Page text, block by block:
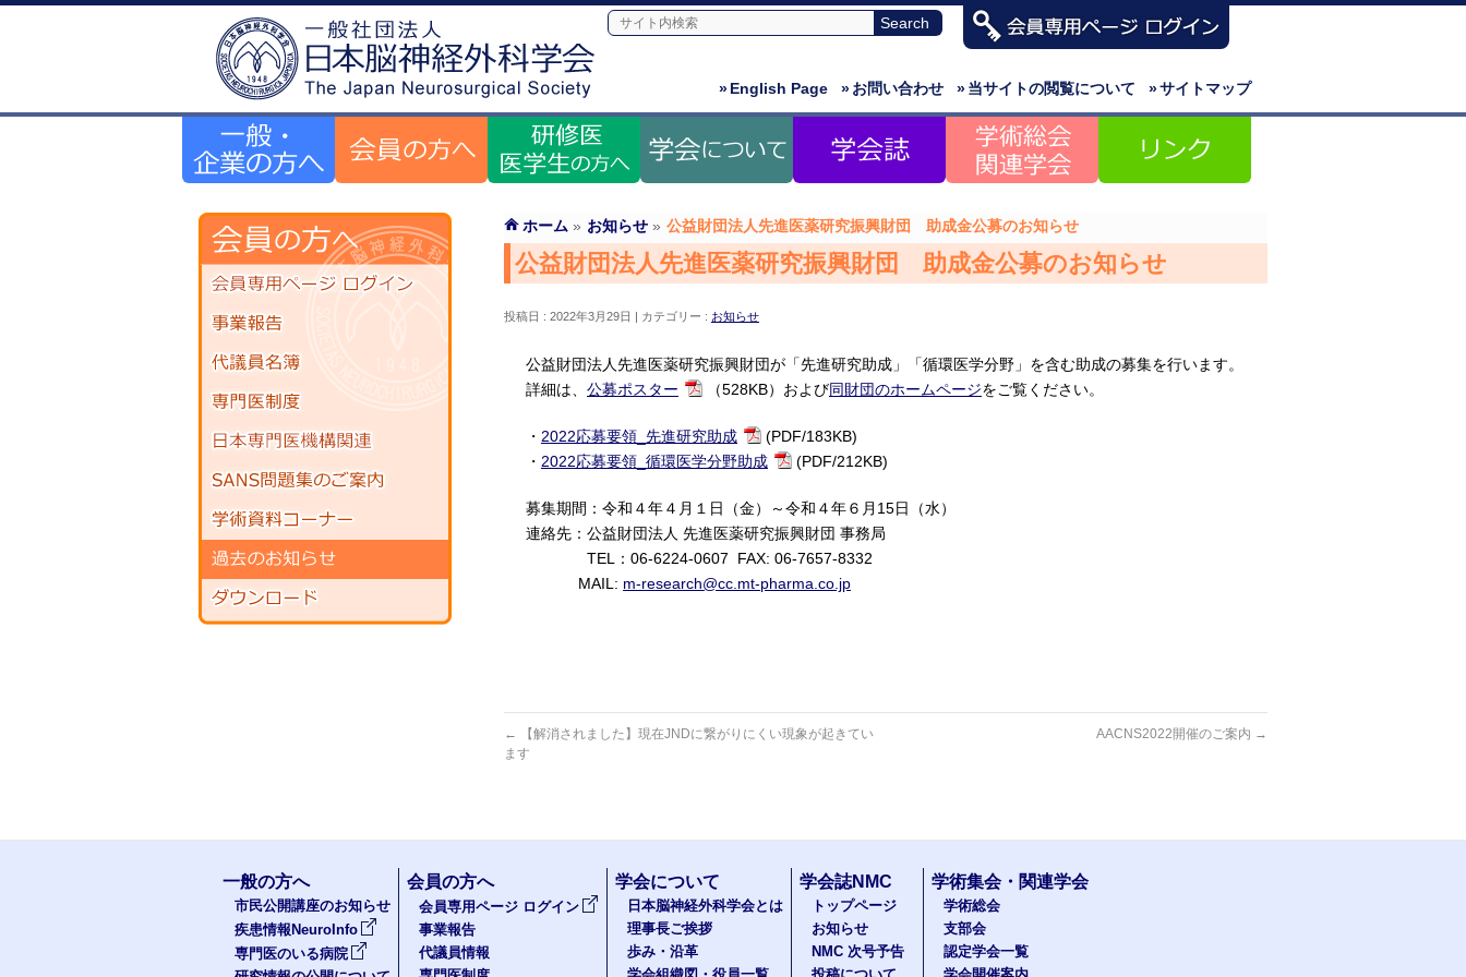
»サイトマップ
»当サイトの閲覧について
»お問い合わせ
»English Page
ホーム » お知らせ » 公益財団法人先進医薬研究振興財団 助成金公募のお知らせ
公益財団法人先進医薬研究振興財団 助成金公募のお知らせ
投稿日 : 2022年3月29日 カテゴリー : お知らせ
公益財団法人先進医薬研究振興財団が「先進研究助成」「循環医学分野」を含む助成の募集を行います。
詳細は、 公募ポスター （528KB）および同財団のホームページをご覧ください。
・ 2022応募要領_先進研究助成
(PDF/183KB)
・ 2022応募要領_循環医学分野助成 (PDF/212KB)
募集期間：令和４年４月１日（金）～令和４年６月15日（水）
連絡先：公益財団法人 先進医薬研究振興財団 事務局
TEL：06-6224-0607 FAX: 06-7657-8332
MAIL: m-research@cc.mt-pharma.co.jp
←
【解消されました】現在JNDに繋がりにくい現象が起きてい
ます
AACNS2022開催のご案内 →
一般の方へ
市民公開講座のお知らせ
疾患情報NeuroInfo
専門医のいる病院
会員の方へ
会員専用ページ ログイン
事業報告
代議員情報
学会について
日本脳神経外科学会とは
理事長ご挨拶
歩み・沿革
学会誌NMC
トップページ
お知らせ
NMC 次号予告
学術集会・関連学会
学術総会
支部会
認定学会一覧